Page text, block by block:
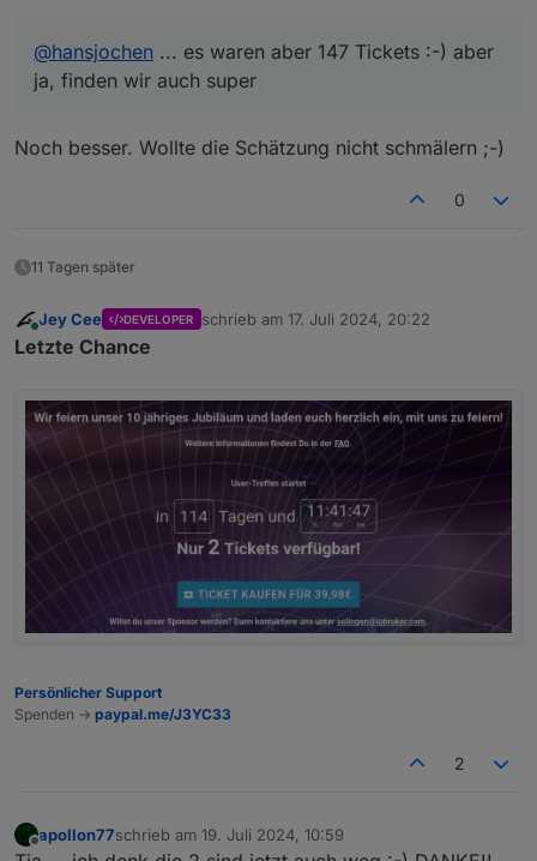
@hansjochen ... es waren aber 147 Tickets :-) aber
ja, finden wir auch super
Noch besser. Wollte die Schätzung nicht schmälern ;-)
0
11 Tagen später
Online
Jey Cee DEVELOPER schrieb am 17. Juli 2024, 20:22
zuletzt editiert von
Letzte Chance
Persönlicher Support
Spenden -> paypal.me/J3YC33
2
Offline
apollon77schrieb am 19. Juli 2024, 10:59
zuletzt editiert von